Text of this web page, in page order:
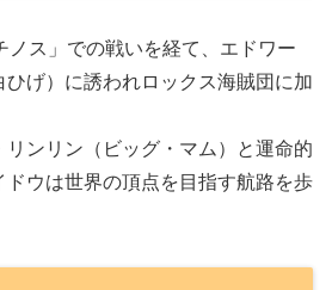
ノス」での戦いを経て、エドワー
ひげ）に誘われロックス海賊団に加
ンリン（ビッグ・マム）と運命的
ドウは世界の頂点を目指す航路を歩